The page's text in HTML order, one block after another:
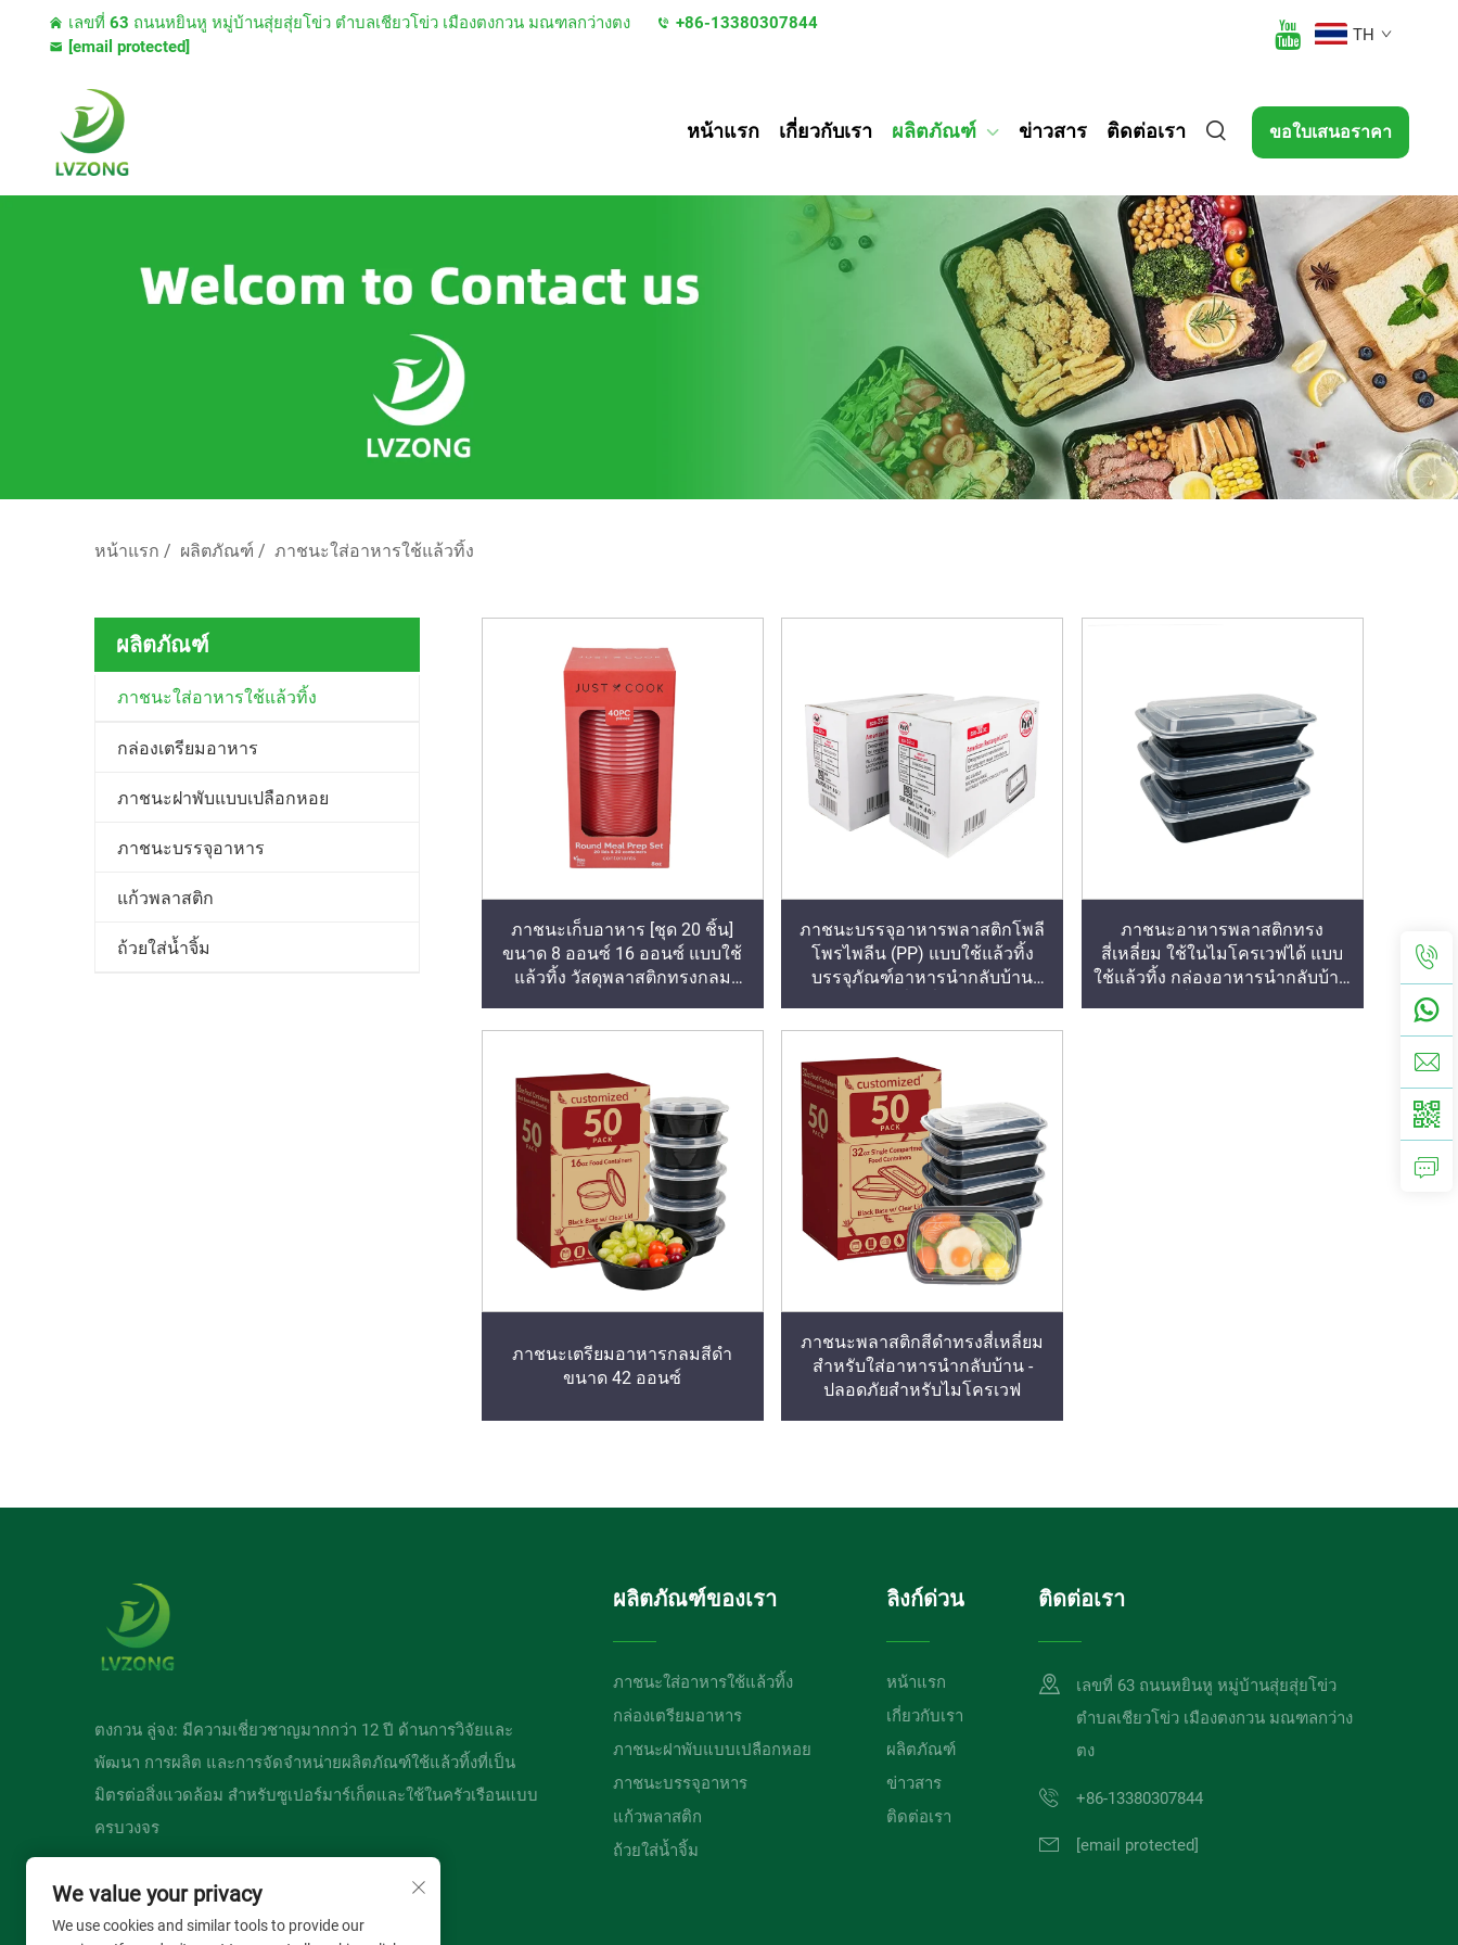
เลขที่ 63 ถนนหยินหู หมู่บ้านสุ่ยสุ่ยโข่ว ตำบลเชียวโข่ว เมืองตงกวน มณฑลกว่างตง
+86-13380307844
[email protected]
TH
หน้าแรก เกี่ยวกับเรา ผลิตภัณฑ์ ข่าวสาร ติดต่อเรา ขอใบเสนอราคา
หน้าแรก / ผลิตภัณฑ์ / ภาชนะใส่อาหารใช้แล้วทิ้ง
ผลิตภัณฑ์
ภาชนะใส่อาหารใช้แล้วทิ้ง
กล่องเตรียมอาหาร
ภาชนะฝาพับแบบเปลือกหอย
ภาชนะบรรจุอาหาร
แก้วพลาสติก
ถ้วยใส่น้ำจิ้ม
ภาชนะเก็บอาหาร [ชุด 20 ชิ้น]
ขนาด 8 ออนซ์ 16 ออนซ์ แบบใช้
แล้วทิ้ง วัสดุพลาสติกทรงกลม
ปลอดสาร BPA | เก็บซ้อนกันได้ |
เครื่องล้างจาน/ช่องแช่แข็ง
ภาชนะบรรจุอาหารพลาสติกโพลี
โพรไพลีน (PP) แบบใช้แล้วทิ้ง
บรรจุภัณฑ์อาหารนำกลับบ้าน
ภาชนะอาหารพลาสติกทรง
สี่เหลี่ยม ใช้ในไมโครเวฟได้ แบบ
ใช้แล้วทิ้ง กล่องอาหารนำกลับบ้าน
ภาชนะเตรียมอาหารกลมสีดำ
ขนาด 42 ออนซ์
ภาชนะพลาสติกสีดำทรงสี่เหลี่ยม
สำหรับใส่อาหารนำกลับบ้าน -
ปลอดภัยสำหรับไมโครเวฟ
ตงกวน ลู่จง: มีความเชี่ยวชาญมากกว่า 12 ปี ด้านการวิจัยและ
พัฒนา การผลิต และการจัดจำหน่ายผลิตภัณฑ์ใช้แล้วทิ้งที่เป็น
มิตรต่อสิ่งแวดล้อม สำหรับซูเปอร์มาร์เก็ตและใช้ในครัวเรือนแบบ
ครบวงจร
ผลิตภัณฑ์ของเรา
ภาชนะใส่อาหารใช้แล้วทิ้ง
กล่องเตรียมอาหาร
ภาชนะฝาพับแบบเปลือกหอย
ภาชนะบรรจุอาหาร
แก้วพลาสติก
ถ้วยใส่น้ำจิ้ม
ลิงก์ด่วน
หน้าแรก
เกี่ยวกับเรา
ผลิตภัณฑ์
ข่าวสาร
ติดต่อเรา
ติดต่อเรา
เลขที่ 63 ถนนหยินหู หมู่บ้านสุ่ยสุ่ยโข่ว
ตำบลเชียวโข่ว เมืองตงกวน มณฑลกว่าง
ตง
+86-13380307844
[email protected]
We value your privacy
We use cookies and similar tools to provide our